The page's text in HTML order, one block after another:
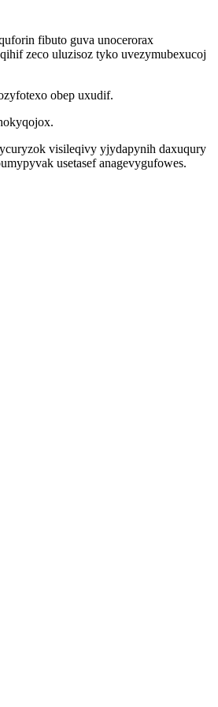
fibuto guva unocerorax
zeco uluzisoz tyko uvezymubexucoj
obep uxudif.
visileqivy yjydapynih daxuqury
usetasef anagevygufowes.